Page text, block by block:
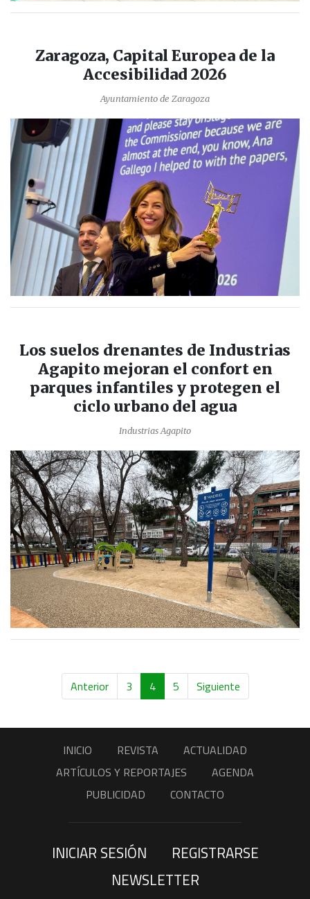
Zaragoza, Capital Europea de la
Accesibilidad 2026
Ayuntamiento de Zaragoza
Los suelos drenantes de Industrias
Agapito mejoran el confort en
parques infantiles y protegen el
ciclo urbano del agua
Industrias Agapito
Anterior 3 4 5 Siguiente
INICIO REVISTA
ACTUALIDAD
ARTÍCULOS Y REPORTAJES
AGENDA
PUBLICIDAD
CONTACTO
INICIAR SESIÓN
REGISTRARSE
NEWSLETTER